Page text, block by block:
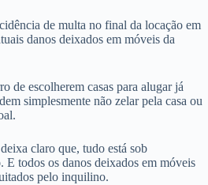
de multa no final da locação em
danos deixados em móveis da
de escolherem casas para alugar já
simplesmente não zelar pela casa ou
claro que, tudo está sob
todos os danos deixados em móveis
pelo inquilino.